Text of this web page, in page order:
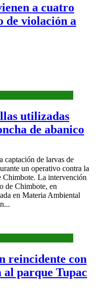
a cuatro
de violación a
utilizadas
de abanico
captación de larvas de
un operativo contra la
Chimbote. La intervención
de Chimbote, en
en Materia Ambiental
reincidente con
parque Tupac